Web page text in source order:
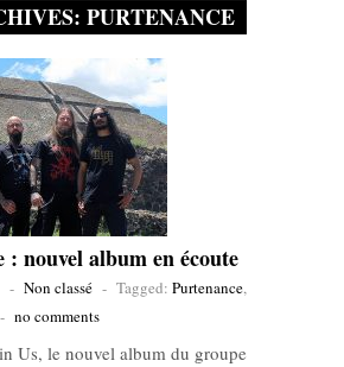
PURTENANCE
: nouvel album en écoute
- Non classé - Tagged: Purtenance,
- no comments
Us, le nouvel album du groupe